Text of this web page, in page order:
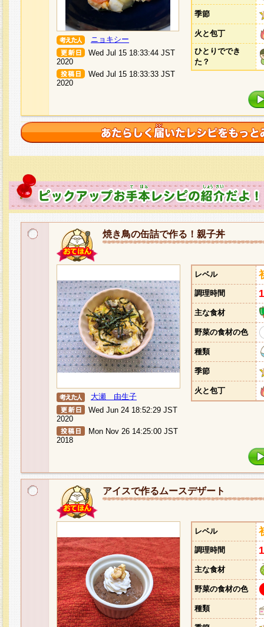
ニョキシー
Wed Jul 15 18:33:44 JST
2020
Wed Jul 15 18:33:33 JST
2020
季節
火と包丁
ひとりででき
た？
焼き鳥の缶詰で作る！親子丼
大瀬 由生子
Wed Jun 24 18:52:29 JST
2020
Mon Nov 26 14:25:00 JST
2018
レベル
調理時間
主な食材
野菜の食材の色
種類
季節
火と包丁
アイスで作るムースデザート
レベル
調理時間
主な食材
野菜の食材の色
種類